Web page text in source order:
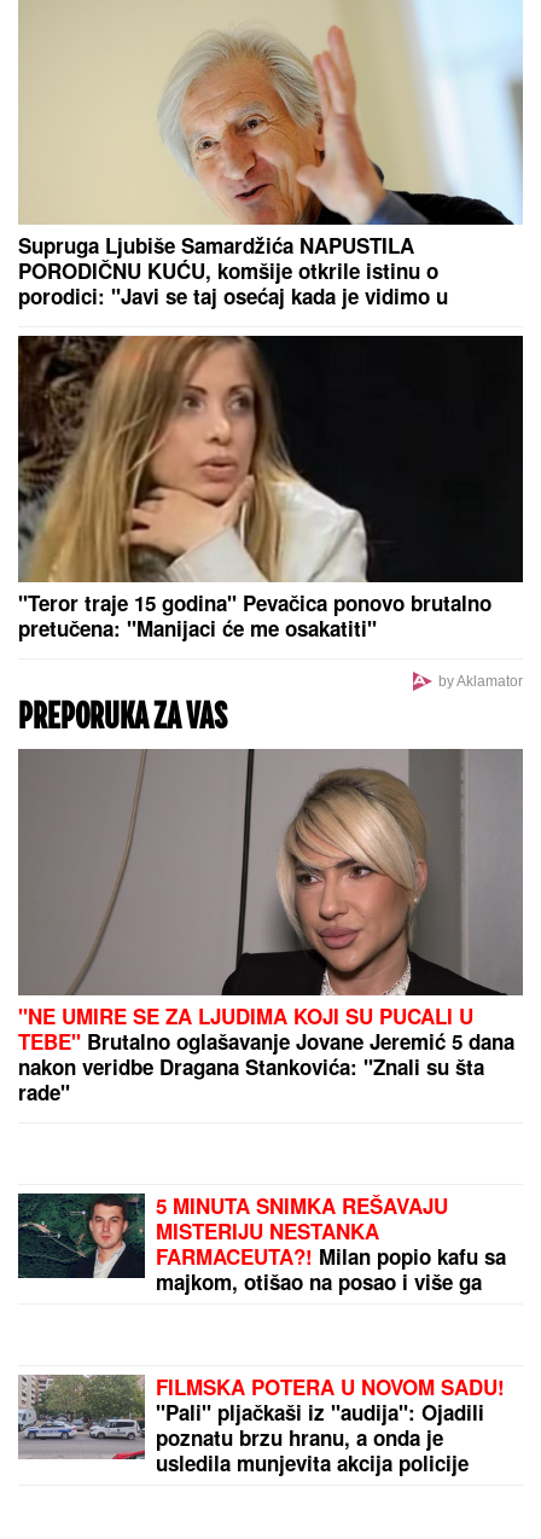
Influenserka (26) UMRLA posle trogodišnje borbe sa
RETKIM OBLIKOM RAKA: Tužnu vest potvrdio brat,
od nje se OPRAŠTAJU MILIONI PRATILACA
"GROBARI"
Vildoza stigao u Beograd, ovo je
uradio odmah po sletanju u
prestonicu (VIDEO)
Željkovom UNUKOM EMOM - mnogi
ovo nisu očekivali! (FOTO)